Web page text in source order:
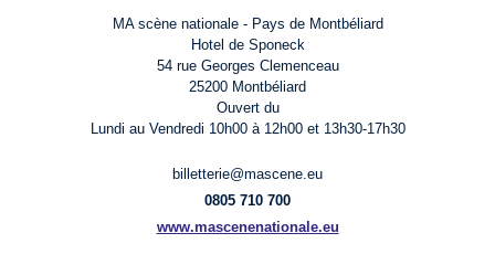
MA scène nationale - Pays de Montbéliard
Hotel de Sponeck
54 rue Georges Clemenceau
25200 Montbéliard
Ouvert du
Lundi au Vendredi 10h00 à 12h00 et 13h30-17h30
billetterie@mascene.eu
0805 710 700
www.mascenenationale.eu